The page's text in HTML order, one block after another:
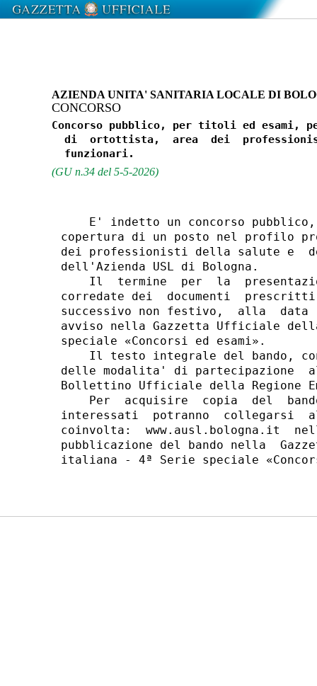
AZIENDA UNITA' SANITARIA LOCALE DI
CONCORSO
Concorso pubblico, per titoli ed esami,
di  ortottista,  area  dei
(GU n.34 del 5-5-2026)
E' indetto un concorso
copertura di un posto nel profilo
dei professionisti della salute e
dell'Azienda USL di Bologna.
Il  termine  per  la
corredate dei  documenti
successivo non festivo,  alla
avviso nella Gazzetta Ufficiale
speciale «Concorsi ed esami».
Il testo integrale del bando,
delle modalita' di partecipazione
Bollettino Ufficiale della Regione
Per  acquisire  copia  del
interessati  potranno  collegarsi
coinvolta:  www.ausl.bologna.it
pubblicazione del bando nella
italiana - 4ª Serie speciale